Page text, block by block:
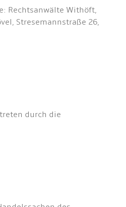
Rechtsanwälte Withöft,
Stresemannstraße 26,
durch die